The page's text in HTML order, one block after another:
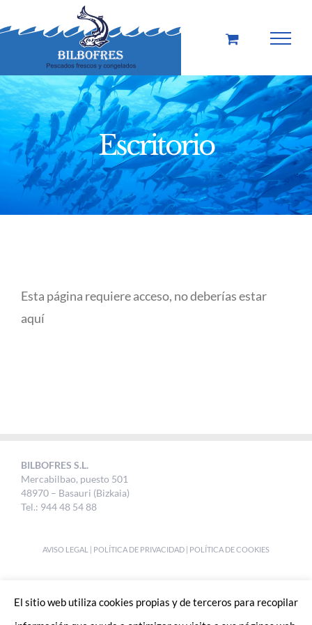
al
Escritorio
Esta página requiere acceso, no deberías estar
aquí
BILBOFRES S.L.
Mercabilbao, puesto 501
48970 – Basauri (Bizkaia)
Tel.: 944 48 54 88
AVISO LEGAL | POLÍTICA DE PRIVACIDAD | POLÍTICA DE COOKIES
El sitio web utiliza cookies propias y de terceros para recopilar